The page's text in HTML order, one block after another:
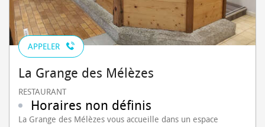
APPELER
La Grange des Mélèzes
RESTAURANT
Horaires non définis
La Grange des Mélèzes vous accueille dans un espace